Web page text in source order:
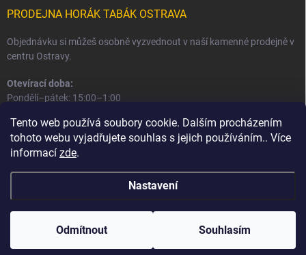
Tento web používá soubory cookie. Dalším procházením
tohoto webu vyjadřujete souhlas s jejich používáním.. Více
informací zde.
Nastavení
Odmítnout Souhlasím
PRODEJNA HORÁK TABÁK OSTRAVA
Objednávku si můžeš osobně vyzvednout v naší kamenné prodejně v
centru Ostravy.
Otevírací doba:
Pondělí–pátek: 15:00–1:00
Informace o prodejně a osobním odběru
Copyright 2026Horák Tabák. Všechna práva vyhrazena.